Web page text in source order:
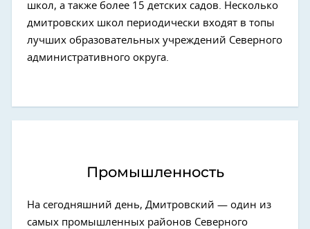
школ, а также более 15 детских садов. Несколько
дмитровских школ периодически входят в топы
лучших образовательных учреждений Северного
административного округа.
Промышленность
На сегодняшний день, Дмитровский — один из
самых промышленных районов Северного